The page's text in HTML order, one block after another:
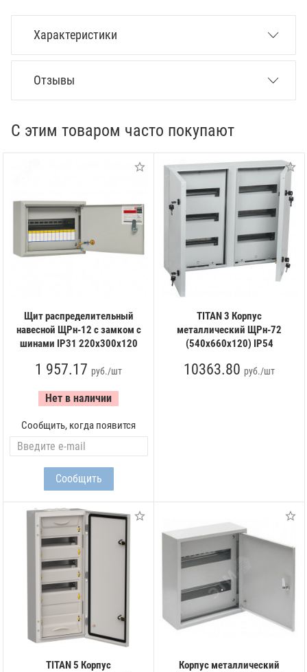
Характеристики
Отзывы
С этим товаром часто покупают
Щит распределительный
навесной ЩРн-12 с замком с
шинами IP31 220х300х120
1 957.17 руб./шт
Нет в наличии
Сообщить, когда появится
TITAN 3 Корпус
металлический ЩРн-72
(540х660х120) IP54
10363.80 руб./шт
TITAN 5 Корпус
Корпус металлический